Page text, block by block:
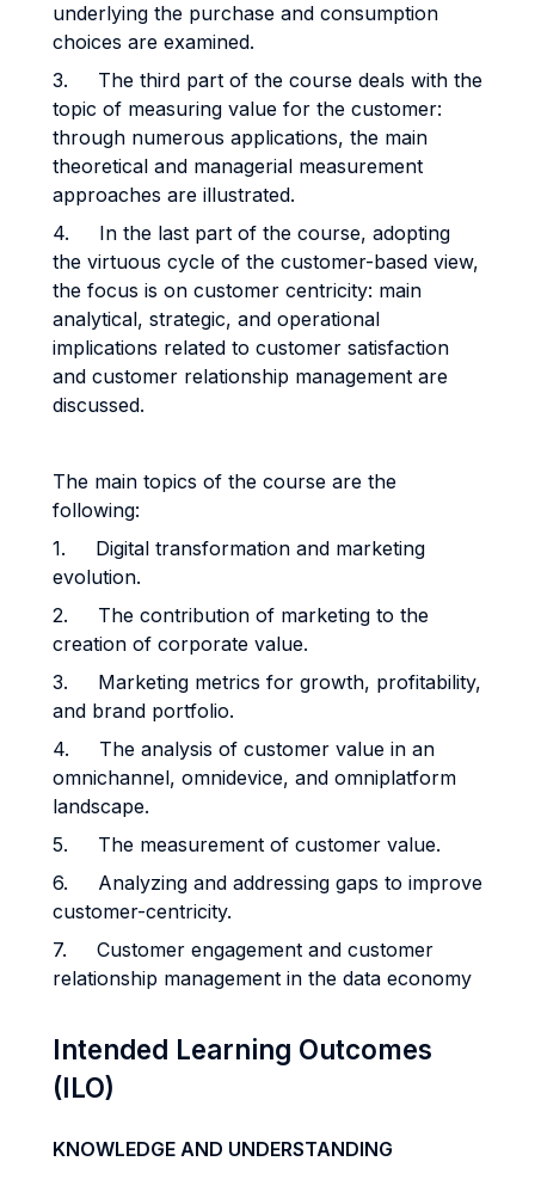
underlying the purchase and consumption
choices are examined.
3. The third part of the course deals with the
topic of measuring value for the customer:
through numerous applications, the main
theoretical and managerial measurement
approaches are illustrated.
4. In the last part of the course, adopting
the virtuous cycle of the customer-based view,
the focus is on customer centricity: main
analytical, strategic, and operational
implications related to customer satisfaction
and customer relationship management are
discussed.
The main topics of the course are the
following:
1. Digital transformation and marketing
evolution.
2. The contribution of marketing to the
creation of corporate value.
3. Marketing metrics for growth, profitability,
and brand portfolio.
4. The analysis of customer value in an
omnichannel, omnidevice, and omniplatform
landscape.
5. The measurement of customer value.
6. Analyzing and addressing gaps to improve
customer-centricity.
7. Customer engagement and customer
relationship management in the data economy
Intended Learning Outcomes
(ILO)
KNOWLEDGE AND UNDERSTANDING